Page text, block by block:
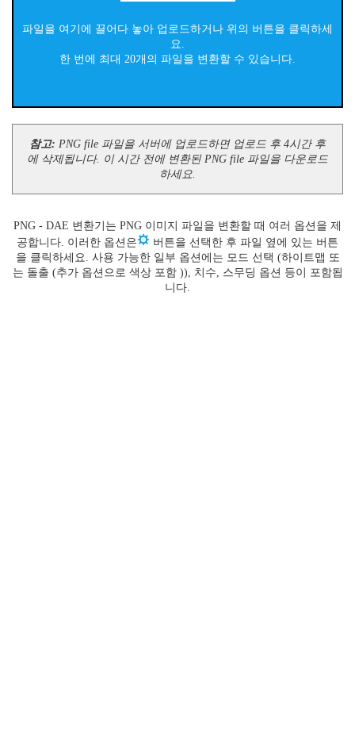
파일을 여기에 끌어다 놓아 업로드하거나 위의 버튼을 클릭하세
요.
한 번에 최대 20개의 파일을 변환할 수 있습니다.
참고: PNG file 파일을 서버에 업로드하면 업로드 후 4시간 후
에 삭제됩니다. 이 시간 전에 변환된 PNG file 파일을 다운로드
하세요.
PNG - DAE 변환기는 PNG 이미지 파일을 변환할 때 여러 옵션을 제
공합니다. 이러한 옵션은
버튼을 선택한 후 파일 옆에 있는 버튼
을 클릭하세요. 사용 가능한 일부 옵션에는 모드 선택 (하이트맵 또
는 돌출 (추가 옵션으로 색상 포함 )), 치수, 스무딩 옵션 등이 포함됩
니다.